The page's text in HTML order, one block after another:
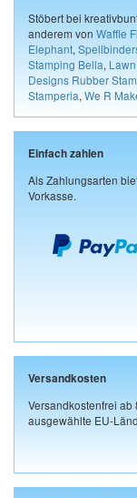
Stöbert bei
anderem von Waffle
Elephant,
Stamping Bella,
Designs Rubber
Stamperia, We R
Einfach zahlen
Als Zahlungsarten
Vorkasse.
Versandkosten
Versandkostenfrei
ausgewählte EU-